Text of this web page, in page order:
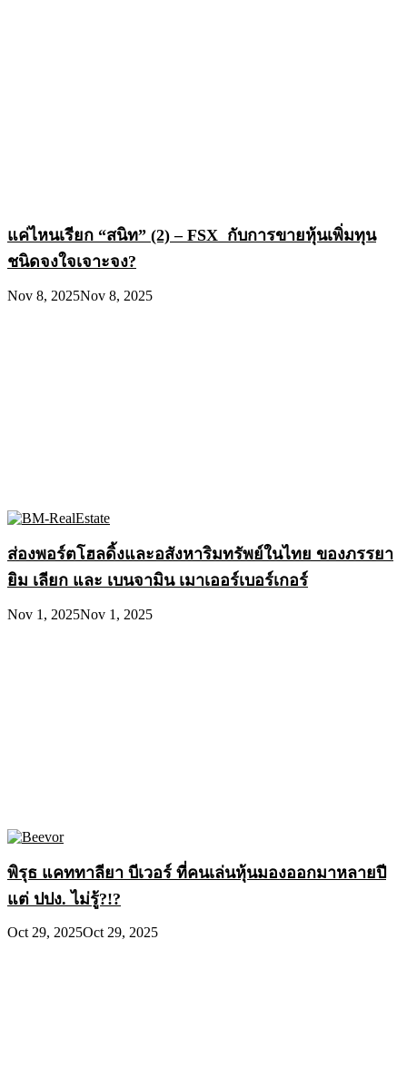
แค่ไหนเรียก “สนิท” (2) – FSX กับการขายหุ้นเพิ่มทุน
ชนิดจงใจเจาะจง?
Nov 8, 2025Nov 8, 2025
ส่องพอร์ตโฮลดิ้งและอสังหาริมทรัพย์ในไทย ของภรรยา
ยิม เลียก และ เบนจามิน เมาเออร์เบอร์เกอร์
Nov 1, 2025Nov 1, 2025
พิรุธ แคททาลียา บีเวอร์ ที่คนเล่นหุ้นมองออกมาหลายปี
แต่ ปปง. ไม่รู้?!?
Oct 29, 2025Oct 29, 2025